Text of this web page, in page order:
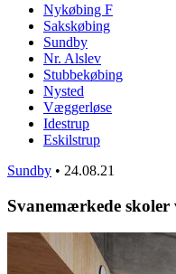
Nykøbing F
Sakskøbing
Sundby
Nr. Alslev
Stubbekøbing
Nysted
Væggerløse
Idestrup
Eskilstrup
Sundby • 24.08.21
Svanemærkede